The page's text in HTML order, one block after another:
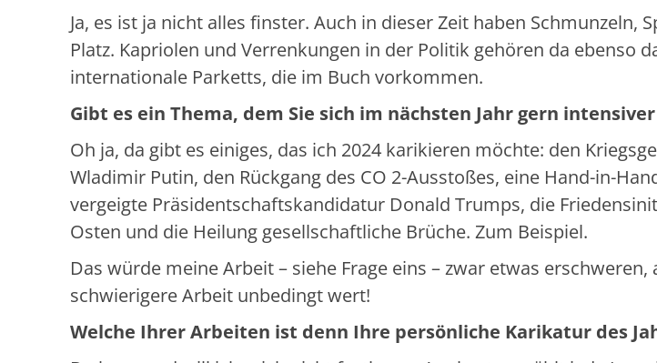
Ja, es ist ja nicht alles finster. Auch in dieser Zeit haben Schmunzeln,
Platz. Kapriolen und Verrenkungen in der Politik gehören da ebenso
internationale Parketts, die im Buch vorkommen.
Gibt es ein Thema, dem Sie sich im nächsten Jahr gern
Oh ja, da gibt es einiges, das ich 2024 karikieren möchte: den
Wladimir Putin, den Rückgang des CO 2-Ausstoßes, eine Hand-in-
vergeigte Präsidentschaftskandidatur Donald Trumps, die
Osten und die Heilung gesellschaftliche Brüche. Zum Beispiel.
Das würde meine Arbeit – siehe Frage eins – zwar etwas
schwierigere Arbeit unbedingt wert!
Welche Ihrer Arbeiten ist denn Ihre persönliche Karikatur des